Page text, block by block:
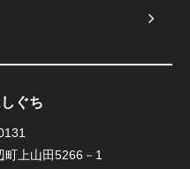
ぐち
町上山田5266－1